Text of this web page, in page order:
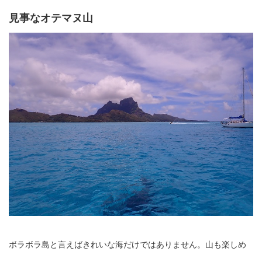
見事なオテマヌ山
ボラボラ島と言えばきれいな海だけではありません。山も楽しめ